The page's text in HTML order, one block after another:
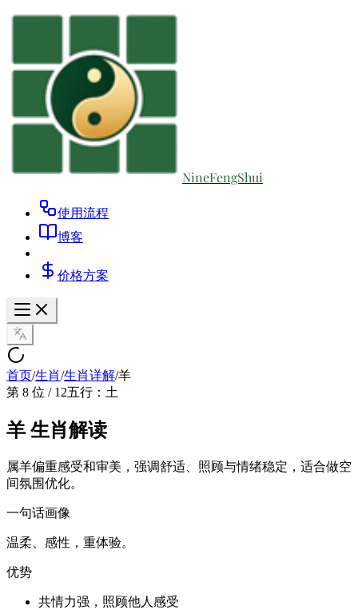
NineFengShui
使用流程
博客
价格方案
首页/生肖/生肖详解/羊
第 8 位 / 12五行：土
羊 生肖解读
属羊偏重感受和审美，强调舒适、照顾与情绪稳定，适合做空
间氛围优化。
一句话画像
温柔、感性，重体验。
优势
共情力强，照顾他人感受